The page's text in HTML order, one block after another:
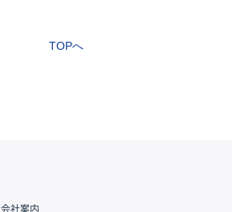
TOPへ
会社案内